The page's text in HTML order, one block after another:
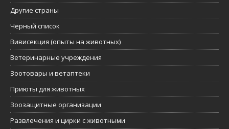
Другие страны
Черный список
Вивисекция (опыты на животных)
Ветеринарные учреждения
Зоотовары и ветаптеки
Приюты для животных
Зоозащитные организации
Развлечения и цирки с животными